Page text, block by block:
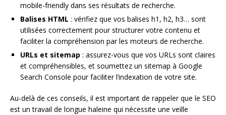
mobile-friendly dans ses résultats de recherche.
Balises HTML : vérifiez que vos balises h1, h2, h3… sont
utilisées correctement pour structurer votre contenu et
faciliter la compréhension par les moteurs de recherche.
URLs et sitemap : assurez-vous que vos URLs sont claires
et compréhensibles, et soumettez un sitemap à Google
Search Console pour faciliter l’indexation de votre site.
Au-delà de ces conseils, il est important de rappeler que le SEO
est un travail de longue haleine qui nécessite une veille